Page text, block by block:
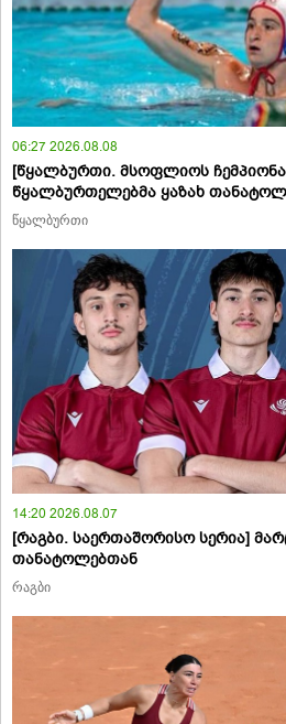
06:27 2026.08.08
[წყალბურთი. მსოფლიოს
წყალბურთელებმა ყაზახ
წყალბურთი
14:20 2026.08.07
[რაგბი. საერთაშორისო სერია]
თანატოლებთან
რაგბი